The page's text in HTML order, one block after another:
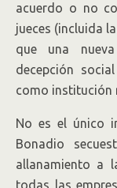
acuerdo o no
jueces (incluida
que una
decepción
como institución
No es el único
Bonadio
allanamiento a
todas las